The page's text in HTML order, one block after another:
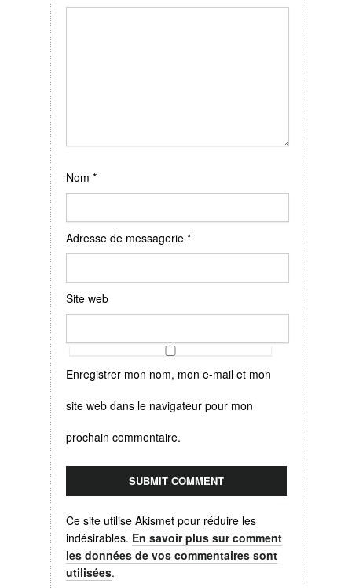
Nom *
Adresse de messagerie *
Site web
Enregistrer mon nom, mon e-mail et mon
site web dans le navigateur pour mon
prochain commentaire.
Ce site utilise Akismet pour réduire les
indésirables. En savoir plus sur comment
les données de vos commentaires sont
utilisées.